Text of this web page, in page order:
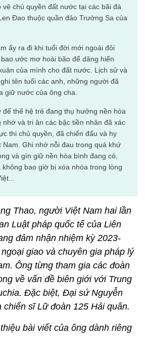
vệ chủ quyền đất nước tại các bãi đá
Đao thuộc quần đảo Trường Sa của
ấy ra đi khi tuổi đời mới ngoài đôi
ước mơ hoài bão để dâng hiến
của mình cho đất nước. Lịch sử và
tên tuổi các anh, những người đã
giữ nước của ông cha.
để thế hệ trẻ đang thụ hưởng nền hòa
và tri ân các bậc tiền nhân đã xác
thi chủ quyền, đã chiến đấu và hy
Nam. Ghi nhớ nỗi đau trong quá khứ
và gìn giữ nền hòa bình đang có,
bao giờ bị xóa nhòa trong lòng
Thao, người Việt Nam hai lần
Luật pháp quốc tế của Liên
đảm nhận nhiệm kỳ 2023-
giao và chuyên gia pháp lý
Ông từng tham gia các đoàn
về vấn đề biên giới với Trung
Đặc biệt, Đại sứ Nguyễn
chiến sĩ Lữ đoàn 125 Hải quân.
bài viết của ông dành riêng